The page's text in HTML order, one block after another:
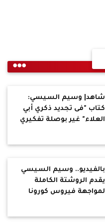
شاهد| وسيم السيسي:
كتاب "فى تجديد ذكري أبي
العلاء" غير بوصلة تفكيري
بالفيديو.. وسيم السيسي
يقدم الروشتة الكاملة
لمواجهة فيروس كورونا